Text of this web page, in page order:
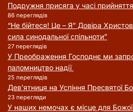
Подружня присягa у часі
86 переглядів
“Не бійтеся! Це – Я” Довіра
сила синодальної спільноти”
27 переглядів
У Преображення Господнє ми
паломництво надії
25 переглядів
Дев’ятниця на Успіння Пресвятої
23 перегляди
У наших немочах є місце для